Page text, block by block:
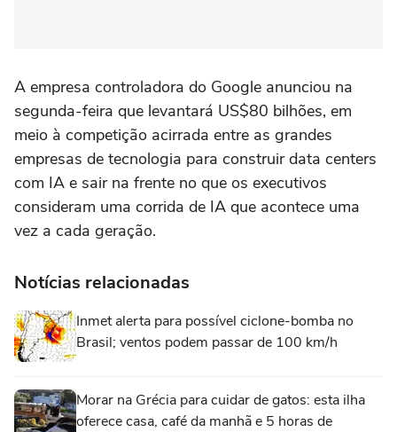
A empresa controladora ⁠do Google anunciou na
segunda-feira que levantará US$80 bilhões, ‌em
meio à competição acirrada entre as grandes
empresas de tecnologia para construir data centers
com ‌IA e sair na frente ‌no que os executivos
consideram uma corrida de ⁠IA que acontece uma
vez a cada geração.
Notícias relacionadas
Inmet alerta para possível ciclone-bomba no
Brasil; ventos podem passar de 100 km/h
Morar na Grécia para cuidar de gatos: esta ilha
oferece casa, café da manhã e 5 horas de